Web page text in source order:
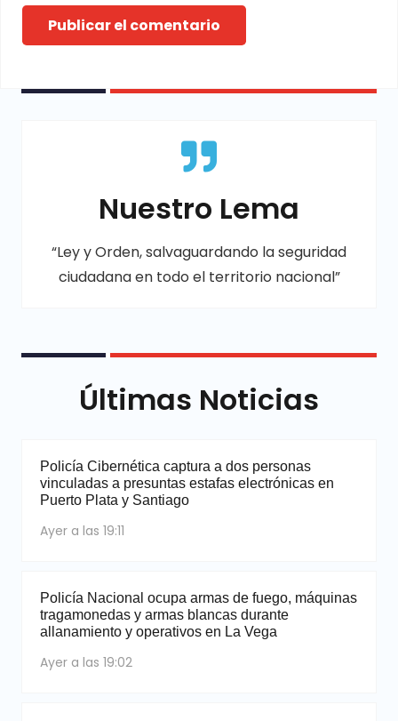
Publicar el comentario
Nuestro Lema
“Ley y Orden, salvaguardando la seguridad
ciudadana en todo el territorio nacional”
Últimas Noticias
Policía Cibernética captura a dos personas
vinculadas a presuntas estafas electrónicas en
Puerto Plata y Santiago
Ayer a las 19:11
Policía Nacional ocupa armas de fuego, máquinas
tragamonedas y armas blancas durante
allanamiento y operativos en La Vega
Ayer a las 19:02